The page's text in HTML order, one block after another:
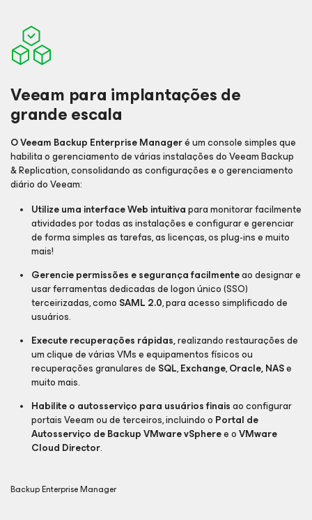
Veeam para implantações de
grande escala
O Veeam Backup Enterprise Manageré um console simples que
habilita o gerenciamento de várias instalações do Veeam Backup
& Replication, consolidando as configurações e o gerenciamento
diário do Veeam:
Utilize uma interface Web intuitivapara monitorar facilmente
atividades por todas as instalações e configurar e gerenciar
de forma simples as tarefas, as licenças, os plug-ins e muito
mais!
Gerencie permissões e segurança facilmenteao designar e
usar ferramentas dedicadas de logon único (SSO)
terceirizadas, como SAML 2.0, para acesso simplificado de
usuários.
Execute recuperações rápidas,realizando restaurações de
um clique de várias VMs e equipamentos físicos ou
recuperações granulares de SQL,Exchange,Oracle, NASe
muito mais.
Habilite o autosserviço para usuários finaisao configurar
portais Veeam ou de terceiros, incluindo o Portal de
Autosserviço de Backup VMware vSpheree oVMware
Cloud Director.
Backup Enterprise Manager